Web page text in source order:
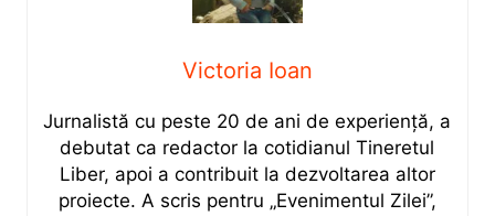
Victoria Ioan
Jurnalistă cu peste 20 de ani de experiență, a
debutat ca redactor la cotidianul Tineretul
Liber, apoi a contribuit la dezvoltarea altor
proiecte. A scris pentru „Evenimentul Zilei”,